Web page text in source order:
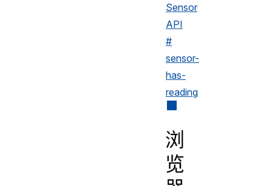
Sensor
API
#
sensor-
has-
reading
浏
览